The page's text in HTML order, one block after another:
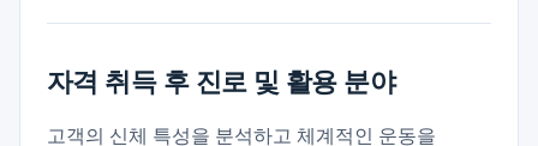
자격 취득 후 진로 및 활용 분야
고객의 신체 특성을 분석하고 체계적인 운동을